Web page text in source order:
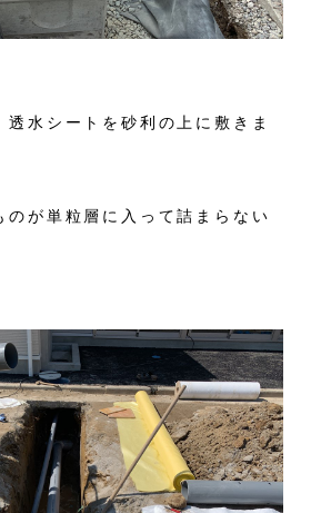
水シートを砂利の上に敷きま
のが単粒層に入って詰まらない